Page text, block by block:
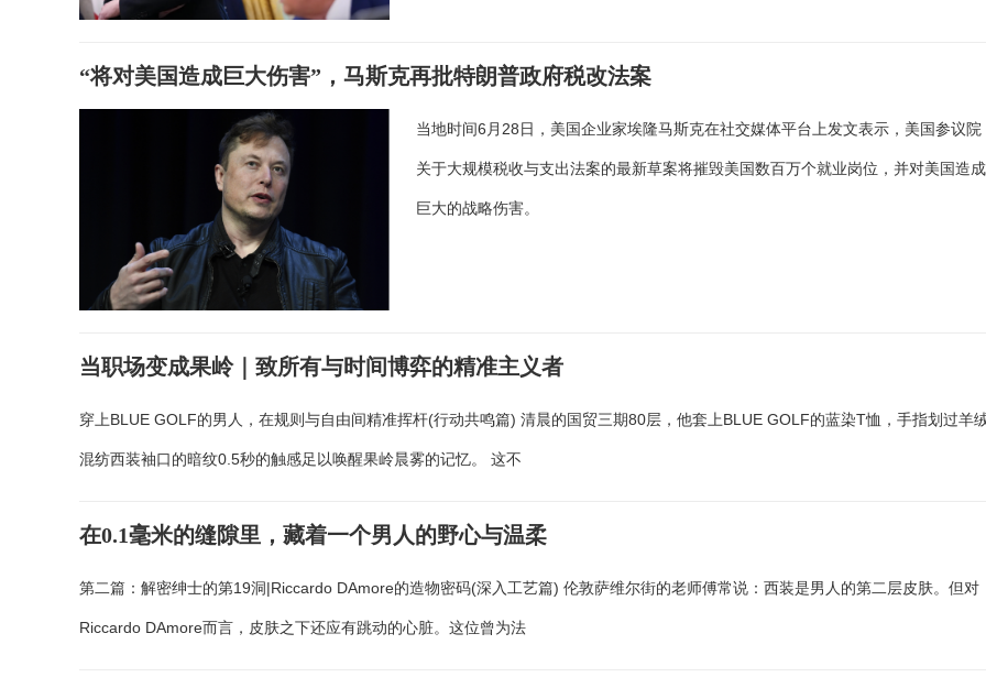
“将对美国造成巨大伤害”，马斯克再批特朗普政府税改法案
当地时间6月28日，美国企业家埃隆马斯克在社交媒体平台上发文表示，美国参议院
关于大规模税收与支出法案的最新草案将摧毁美国数百万个就业岗位，并对美国造成
巨大的战略伤害。
当职场变成果岭｜致所有与时间博弈的精准主义者
穿上BLUE GOLF的男人，在规则与自由间精准挥杆(行动共鸣篇) 清晨的国贸三期80层，他套上BLUE GOLF的蓝染T恤，手指划过羊
混纺西装袖口的暗纹0.5秒的触感足以唤醒果岭晨雾的记忆。 这不
在0.1毫米的缝隙里，藏着一个男人的野心与温柔
第二篇：解密绅士的第19洞|Riccardo DAmore的造物密码(深入工艺篇) 伦敦萨维尔街的老师傅常说：西装是男人的第二层皮肤。但对
Riccardo DAmore而言，皮肤之下还应有跳动的心脏。这位曾为法